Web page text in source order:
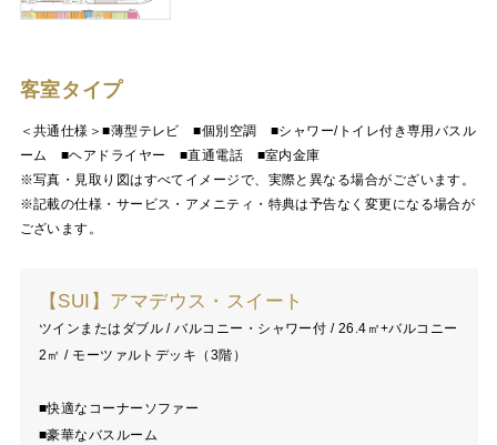
客室タイプ
＜共通仕様＞■薄型テレビ ■個別空調 ■シャワー/トイレ付き専用バスル
ーム ■ヘアドライヤー ■直通電話 ■室内金庫
※写真・見取り図はすべてイメージで、実際と異なる場合がございます。
※記載の仕様・サービス・アメニティ・特典は予告なく変更になる場合が
ございます。
【SUI】アマデウス・スイート
ツインまたはダブル / バルコニー・シャワー付 / 26.4㎡+バルコニー
2㎡ / モーツァルトデッキ（3階）
■快適なコーナーソファー
■豪華なバスルーム